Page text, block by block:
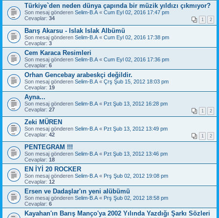
Türkiye`den neden dünya çapında bir müzik yıldızı çıkmıyor?
Son mesaj gönderen Selim-B.A « Cum Eyl 02, 2016 17:47 pm
Cevaplar: 34 1 2
Barış Akarsu - Islak Islak Albümü
Son mesaj gönderen Selim-B.A « Cum Eyl 02, 2016 17:38 pm
Cevaplar: 3
Cem Karaca Resimleri
Son mesaj gönderen Selim-B.A « Cum Eyl 02, 2016 17:36 pm
Cevaplar: 6
Orhan Gencebay arabeskçi değildir.
Son mesaj gönderen Selim-B.A « Çrş Şub 15, 2012 18:03 pm
Cevaplar: 19
Ayna...
Son mesaj gönderen Selim-B.A « Pzt Şub 13, 2012 16:28 pm
Cevaplar: 27 1 2
Zeki MÜREN
Son mesaj gönderen Selim-B.A « Pzt Şub 13, 2012 13:49 pm
Cevaplar: 42 1 2
PENTEGRAM !!!
Son mesaj gönderen Selim-B.A « Pzt Şub 13, 2012 13:46 pm
Cevaplar: 18
EN İYİ 20 ROCKER
Son mesaj gönderen Selim-B.A « Prş Şub 02, 2012 19:08 pm
Cevaplar: 12
Ersen ve Dadaşlar'ın yeni alübümü
Son mesaj gönderen Selim-B.A « Prş Şub 02, 2012 18:58 pm
Cevaplar: 6
Kayahan'ın Barış Manço'ya 2002 Yılında Yazdığı Şarkı Sözleri